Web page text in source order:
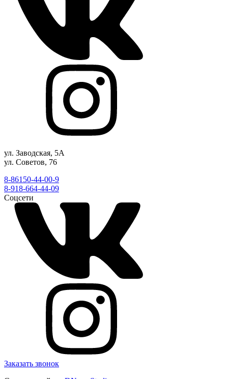
ул. Заводская, 5А
ул. Советов, 76
8-86150-44-00-9
8-918-664-44-09
Соцсети
Заказать звонок